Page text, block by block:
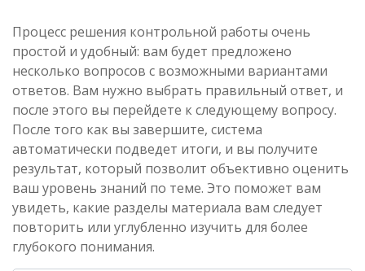
Процесс решения контрольной работы очень
простой и удобный: вам будет предложено
несколько вопросов с возможными вариантами
ответов. Вам нужно выбрать правильный ответ, и
после этого вы перейдете к следующему вопросу.
После того как вы завершите, система
автоматически подведет итоги, и вы получите
результат, который позволит объективно оценить
ваш уровень знаний по теме. Это поможет вам
увидеть, какие разделы материала вам следует
повторить или углубленно изучить для более
глубокого понимания.